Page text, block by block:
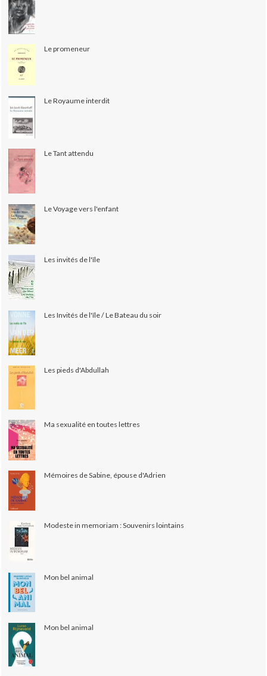
Le promeneur
Le Royaume interdit
Le Tant attendu
Le Voyage vers l'enfant
Les invités de l'île
Les Invités de l'île / Le Bateau du soir
Les pieds d'Abdullah
Ma sexualité en toutes lettres
Mémoires de Sabine, épouse d'Adrien
Modeste in memoriam : Souvenirs lointains
Mon bel animal
Mon bel animal